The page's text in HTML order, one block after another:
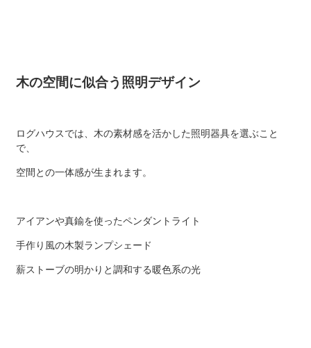
木の空間に似合う照明デザイン
ログハウスでは、木の素材感を活かした照明器具を選ぶこと
で、
空間との一体感が生まれます。
アイアンや真鍮を使ったペンダントライト
手作り風の木製ランプシェード
薪ストーブの明かりと調和する暖色系の光